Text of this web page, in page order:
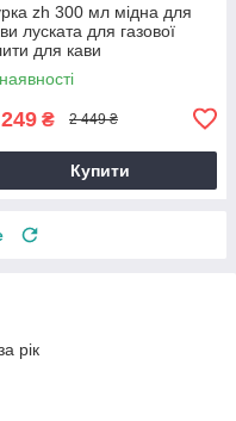
zh 300 мл мідна для
луската для газової
для кави
₴ 2 449 ₴
Купити
рік